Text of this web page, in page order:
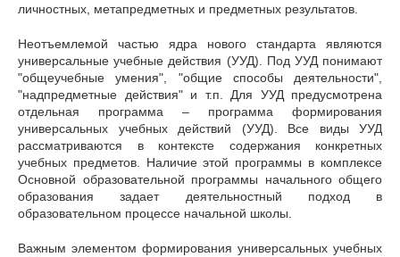
личностных, метапредметных и предметных результатов.
Неотъемлемой частью ядра нового стандарта являются
универсальные учебные действия (УУД). Под УУД понимают
"общеучебные умения", "общие способы деятельности",
"надпредметные действия" и т.п. Для УУД предусмотрена
отдельная программа – программа формирования
универсальных учебных действий (УУД). Все виды УУД
рассматриваются в контексте содержания конкретных
учебных предметов. Наличие этой программы в комплексе
Основной образовательной программы начального общего
образования задает деятельностный подход в
образовательном процессе начальной школы.
Важным элементом формирования универсальных учебных